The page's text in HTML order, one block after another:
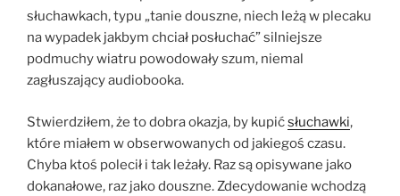
słuchawkach, typu „tanie douszne, niech leżą w plecaku
na wypadek jakbym chciał posłuchać” silniejsze
podmuchy wiatru powodowały szum, niemal
zagłuszający audiobooka.
Stwierdziłem, że to dobra okazja, by kupićsłuchawki,
które miałem w obserwowanych od jakiegoś czasu.
Chyba ktoś polecił i tak leżały. Raz są opisywane jako
dokanałowe, raz jako douszne. Zdecydowanie wchodzą